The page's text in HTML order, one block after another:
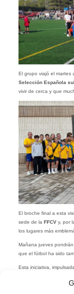
El grupo viajó el martes
Selección Española
vivir de cerca y que
El broche final a esta
sede de la FFCVy, por
los lugares más
Mañana jueves
que el fútbol ha sido
Esta iniciativa,
unión entre culturas y